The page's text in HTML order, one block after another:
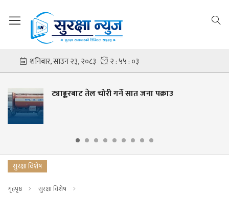
ट्याङ्करबाट तेल चोरी गर्ने सात जना पक्राउ
सुरक्षा विशेष
गृहपृष्ठ
सुरक्षा विशेष